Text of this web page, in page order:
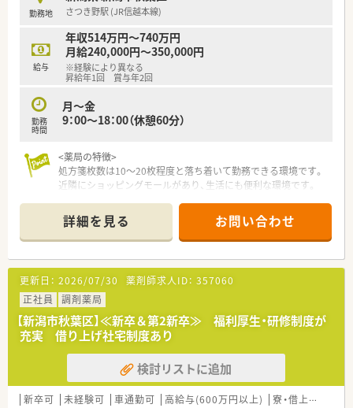
勤務地 さつき野駅 (JR信越本線)
給与
年収514万円～740万円
月給240,000円～350,000円
※経験により異なる
昇給年1回 賞与年2回
勤務
時間
月～金
9：00～18：00（休憩60分）
<薬局の特徴>
処方箋枚数は10～20枚程度と落ち着いて勤務できる環境です。
近隣にショッピングモールがあり、生活にも便利な環境です。
心して就業が可能です！
<こんな会社です!>
設立以来、37年連続増収、店舗数は840店舗程、その中で調剤併
設店は470店舗ほどあり、調剤併設率は56％になります！
経営理念としては、健康と美と衛生を通じての社会貢献を掲げて
いる会社です。
調剤併設店は分離申請をしているため、薬局としての機能を最大
限発揮し運営しています。
在宅にも注力しており、在宅専門薬局も設置しています。
<薬剤師の仕事>
主な仕事は薬局内での業務になりますが、ドラッグストア薬剤師
詳細を見る お問い合わせ
更新日： 2026/07/30 薬剤師求人ID： 357060
正社員
調剤薬局
【新潟市秋葉区】≪新卒＆第2新卒≫ 福利厚生・研修制度が
充実 借り上げ社宅制度あり
検討リストに追加
新卒可 未経験可 車通勤可 高給与(600万円以上) 寮・借上社宅あり